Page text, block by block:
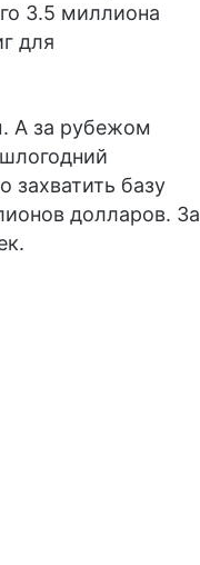
3.5 миллиона
для
А за рубежом
базу
долларов. За